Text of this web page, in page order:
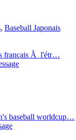
, Baseball Japonais
français Ã l'étr…
baseball worldcup…